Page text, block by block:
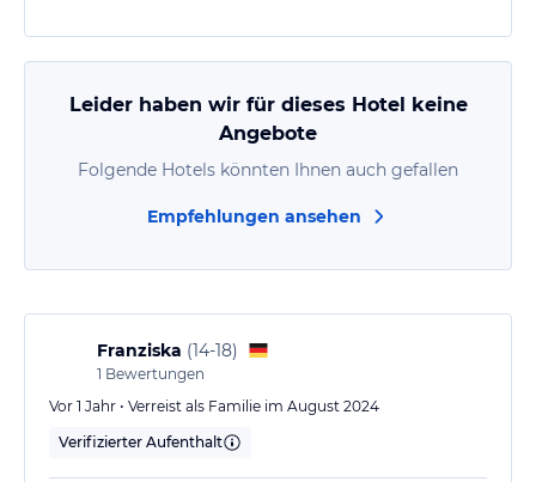
Leider haben wir für dieses Hotel keine
Angebote
Folgende Hotels könnten Ihnen auch gefallen
Empfehlungen ansehen
Franziska (14-18)
1 Bewertungen
Vor 1 Jahr • Verreist als Familie im August 2024
Verifizierter Aufenthalt